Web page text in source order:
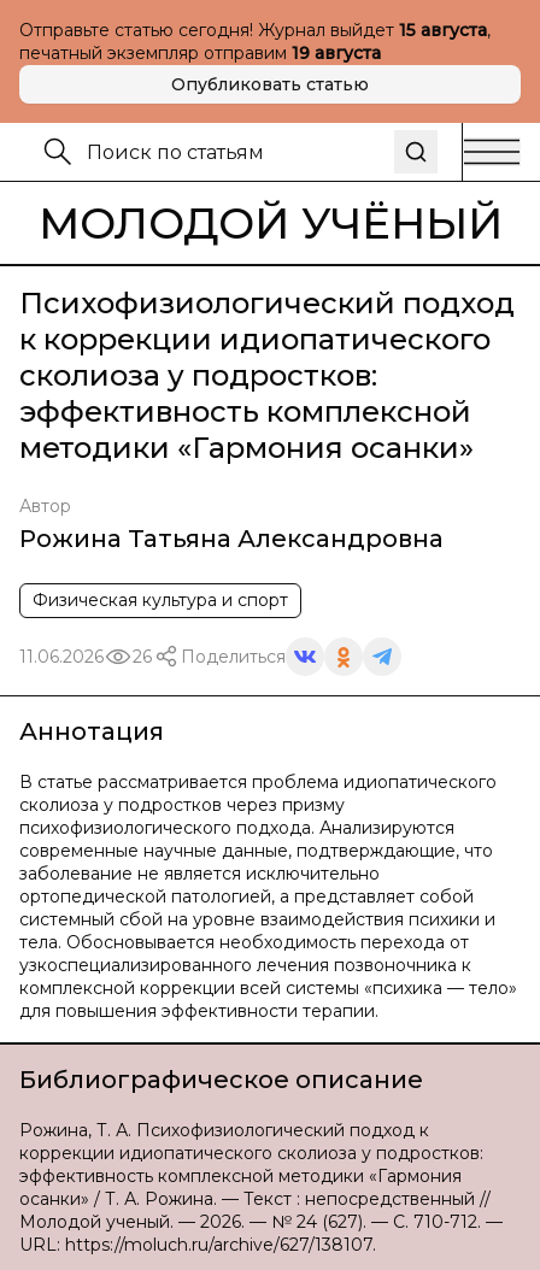
Отправьте статью сегодня! Журнал выйдет 15 августа,
печатный экземпляр отправим 19 августа
Опубликовать статью
МОЛОДОЙ УЧЁНЫЙ
Психофизиологический подход
к коррекции идиопатического
сколиоза у подростков:
эффективность комплексной
методики «Гармония осанки»
Автор
Рожина Татьяна Александровна
Физическая культура и спорт
11.06.2026 26 Поделиться
Аннотация
В статье рассматривается проблема идиопатического
сколиоза у подростков через призму
психофизиологического подхода. Анализируются
современные научные данные, подтверждающие, что
заболевание не является исключительно
ортопедической патологией, а представляет собой
системный сбой на уровне взаимодействия психики и
тела. Обосновывается необходимость перехода от
узкоспециализированного лечения позвоночника к
комплексной коррекции всей системы «психика — тело»
для повышения эффективности терапии.
Библиографическое описание
Рожина, Т. А. Психофизиологический подход к
коррекции идиопатического сколиоза у подростков:
эффективность комплексной методики «Гармония
осанки» / Т. А. Рожина. — Текст : непосредственный //
Молодой ученый. — 2026. — № 24 (627). — С. 710-712. —
URL: https://moluch.ru/archive/627/138107.